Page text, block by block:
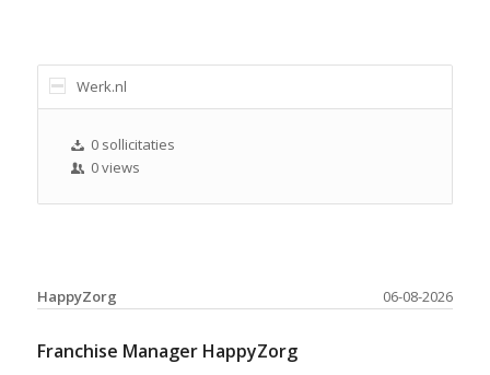
Werk.nl
0 sollicitaties
0 views
06-08-2026
HappyZorg
Franchise Manager HappyZorg